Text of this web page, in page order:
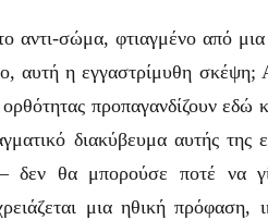
αντι-σώμα, φτιαγμένο από
αυτή η εγγαστρίμυθη σκέψη;
προπαγανδίζουν εδώ
διακύβευμα αυτής της
δεν θα μπορούσε ποτέ να
μια ηθική πρόφαση,